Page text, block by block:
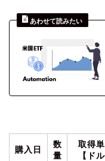
購入日
数
量
取得
【ドル